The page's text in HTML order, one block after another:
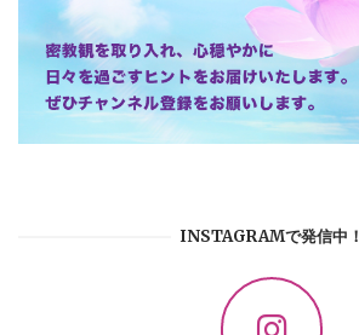
INSTAGRAMで発信中！